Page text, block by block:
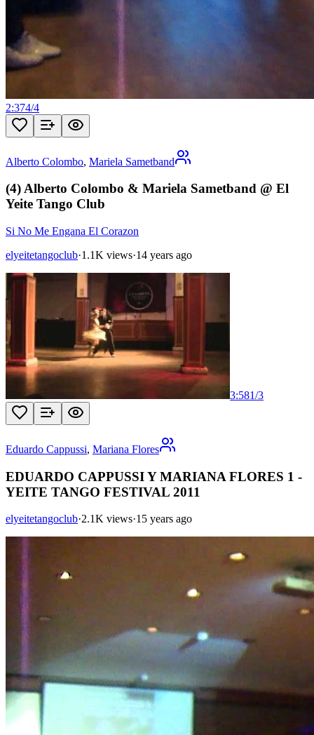
2:374/4
Alberto Colombo, Mariela Sametband
(4) Alberto Colombo & Mariela Sametband @ El
Yeite Tango Club
Si No Me Engana El Corazon
elyeitetangoclub·1.1K views·14 years ago
3:581/3
Eduardo Cappussi, Mariana Flores
EDUARDO CAPPUSSI Y MARIANA FLORES 1 -
YEITE TANGO FESTIVAL 2011
elyeitetangoclub·2.1K views·15 years ago